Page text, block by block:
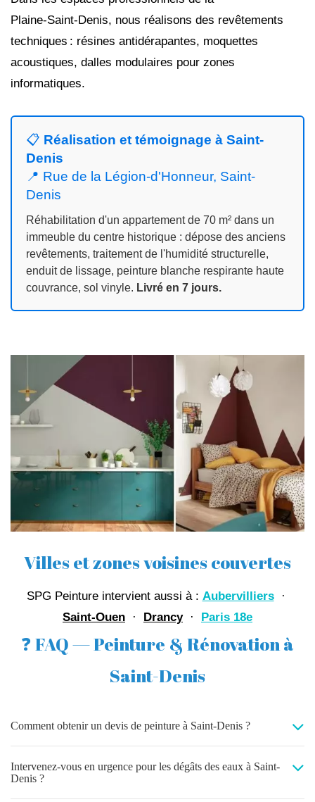
Plaine‑Saint‑Denis, nous réalisons des revêtements
techniques : résines antidérapantes, moquettes
acoustiques, dalles modulaires pour zones
informatiques.
📋 Réalisation et témoignage à Saint-
Denis
📍 Rue de la Légion-d'Honneur, Saint-
Denis
Réhabilitation d'un appartement de 70 m² dans un
immeuble du centre historique : dépose des anciens
revêtements, traitement de l'humidité structurelle,
enduit de lissage, peinture blanche respirante haute
couvrance, sol vinyle. Livré en 7 jours.
Villes et zones voisines couvertes
SPG Peinture intervient aussi à : Aubervilliers·
Saint-Ouen · Drancy· Paris 18e
❓ FAQ — Peinture & Rénovation à
Saint-Denis
Comment obtenir un devis de peinture à Saint-Denis ?
Intervenez-vous en urgence pour les dégâts des eaux à Saint-
Denis ?